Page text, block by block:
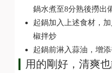
鍋水煮至8分熟後撈出
起鍋加入上述食材，
椒拌炒
起鍋前淋入蒜油，增
用的剛好，清爽